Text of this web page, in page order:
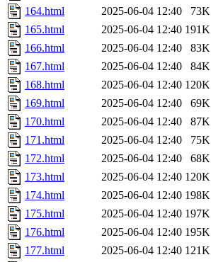
164.html
2025-06-04 12:40
73K
165.html
2025-06-04 12:40 191K
166.html
2025-06-04 12:40
83K
167.html
2025-06-04 12:40
84K
168.html
2025-06-04 12:40 120K
169.html
2025-06-04 12:40
69K
170.html
2025-06-04 12:40
87K
171.html
2025-06-04 12:40
75K
172.html
2025-06-04 12:40
68K
173.html
2025-06-04 12:40 120K
174.html
2025-06-04 12:40 198K
175.html
2025-06-04 12:40 197K
176.html
2025-06-04 12:40 195K
177.html
2025-06-04 12:40 121K